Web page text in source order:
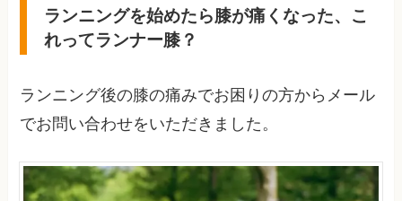
ランニングを始めたら膝が痛くなった、こ
れってランナー膝？
ランニング後の膝の痛みでお困りの方からメール
でお問い合わせをいただきました。